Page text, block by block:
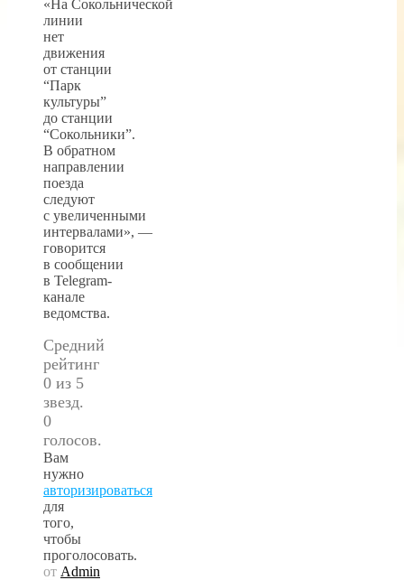
«На Сокольнической
линии
нет
движения
от станции
“Парк
культуры”
до станции
“Сокольники”.
В обратном
направлении
поезда
следуют
с увеличенными
интервалами», —
говорится
в сообщении
в Telegram-
канале
ведомства.
Средний
рейтинг
0 из 5
звезд.
0
голосов.
Вам
нужно
авторизироваться
для
того,
чтобы
проголосовать.
от Admin